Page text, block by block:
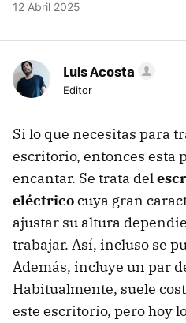
12 Abril 2025
Luis Acosta
Editor
Si lo que necesitas para
escritorio, entonces esta
encantar. Se trata del
eléctricocuya gran
ajustar su altura
trabajar. Así, incluso se
Además, incluye un par
Habitualmente, suele
este escritorio, pero hoy